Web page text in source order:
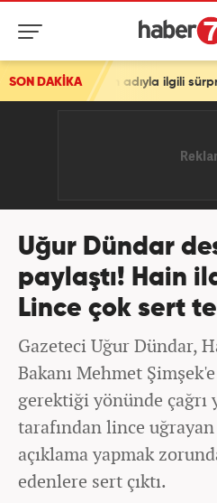
SON DAKİKA
adıyla ilgili sürpriz açıklama
Uğur Dündar
paylaştı! Hain
Lince çok sert
Gazeteci Uğur Dündar,
Bakanı Mehmet
gerektiği yönünde çağrı
tarafından lince
açıklama yapmak
edenlere sert çıktı.